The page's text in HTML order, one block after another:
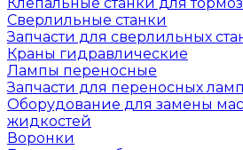
Сверлильные станки
Запчасти для сверлильных
Краны гидравлические
Лампы переносные
Запчасти для переносных ламп
Оборудование для замены
жидкостей
Воронки